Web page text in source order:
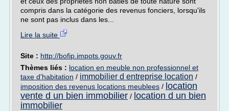
compris dans la catégorie des revenus fonciers, lorsqu'ils
ne sont pas inclus dans les...
Lire la suite
Site : http://bofip.impots.gouv.fr
Thèmes liés : location en meuble non professionnel et
taxe d'habitation / immobilier d entreprise location /
imposition des revenus locations meublees / location
vente d un bien immobilier / location d un bien
immobilier